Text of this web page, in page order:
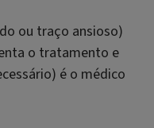
ou traço ansioso)
o tratamento e
é o médico